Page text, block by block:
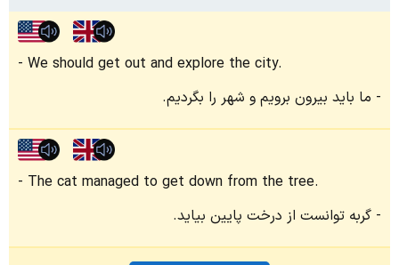
We should get out and explore the city.
ما باید بیرون برویم و شهر را بگردیم.
The cat managed to get down from the tree.
گربه توانست از درخت پایین بیاید.